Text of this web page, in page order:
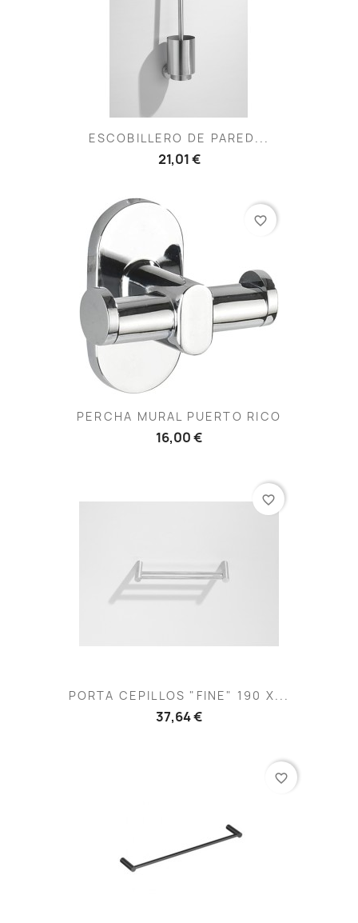
ESCOBILLERO DE PARED...
21,01 €
PERCHA MURAL PUERTO RICO
16,00 €
favorite_border
PORTA CEPILLOS "FINE" 190 X...
37,64 €
favorite_border
favorite_border